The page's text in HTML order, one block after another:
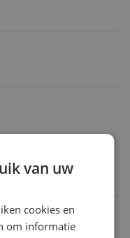
van uw
cookies en
om informatie